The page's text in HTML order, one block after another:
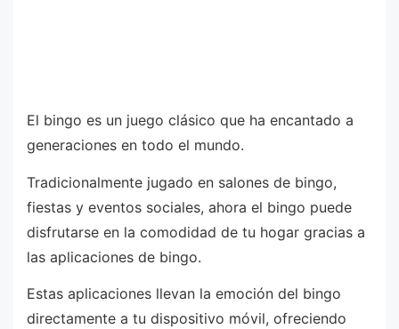
El bingo es un juego clásico que ha encantado a
generaciones en todo el mundo.
Tradicionalmente jugado en salones de bingo,
fiestas y eventos sociales, ahora el bingo puede
disfrutarse en la comodidad de tu hogar gracias a
las aplicaciones de bingo.
Estas aplicaciones llevan la emoción del bingo
directamente a tu dispositivo móvil, ofreciendo